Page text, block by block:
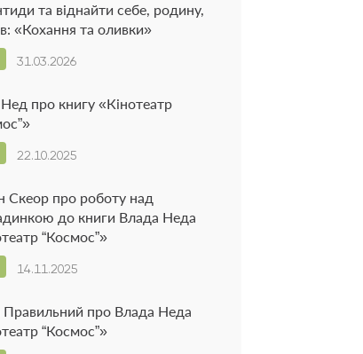
та віднайти себе, родину,
«Кохання та оливки»
31.03.2026
про книгу «Кінотеатр
22.10.2025
Скеор про роботу над
до книги Влада Неда
“Космос”»
14.11.2025
про Влада Неда
“Космос”»